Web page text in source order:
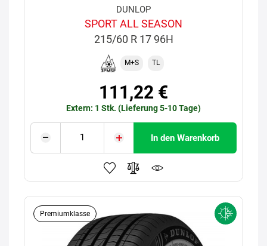
DUNLOP
SPORT ALL SEASON
215/60 R 17 96H
M+S TL
111,22 €
Extern: 1 Stk. (Lieferung 5-10 Tage)
In den Warenkorb
Premiumklasse